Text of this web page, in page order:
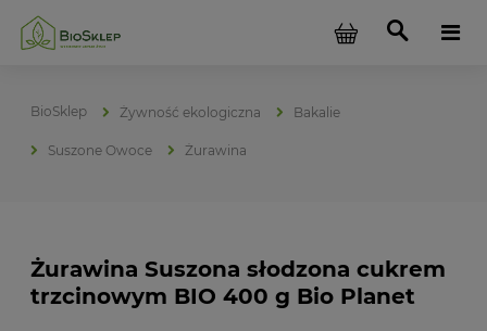
Żywność ekologiczna Bakalie
Suszone Owoce Żurawina
Żurawina Suszona słodzona cukrem
trzcinowym BIO 400 g Bio Planet